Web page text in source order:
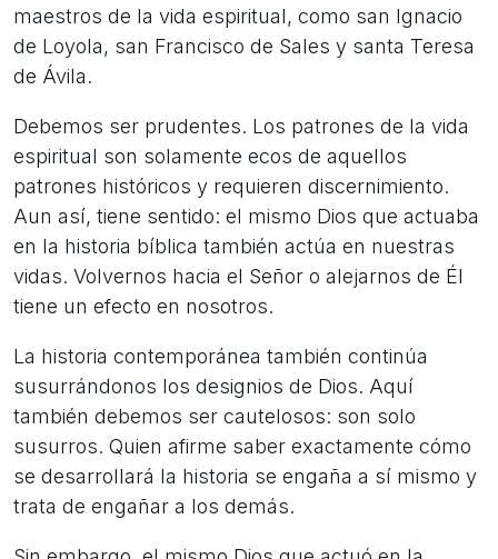
maestros de la vida espiritual, como san Ignacio
de Loyola, san Francisco de Sales y santa Teresa
de Ávila.
Debemos ser prudentes. Los patrones de la vida
espiritual son solamente ecos de aquellos
patrones históricos y requieren discernimiento.
Aun así, tiene sentido: el mismo Dios que actuaba
en la historia bíblica también actúa en nuestras
vidas. Volvernos hacia el Señor o alejarnos de Él
tiene un efecto en nosotros.
La historia contemporánea también continúa
susurrándonos los designios de Dios. Aquí
también debemos ser cautelosos: son solo
susurros. Quien afirme saber exactamente cómo
se desarrollará la historia se engaña a sí mismo y
trata de engañar a los demás.